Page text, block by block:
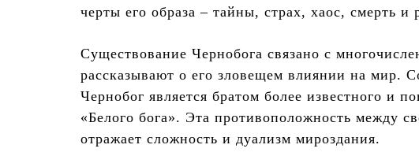
черты его образа – тайны, страх, хаос, смерть и
Существование Чернобога связано с
рассказывают о его зловещем влиянии на мир.
Чернобог является братом более известного и
«Белого бога». Эта противоположность между
отражает сложность и дуализм мироздания.